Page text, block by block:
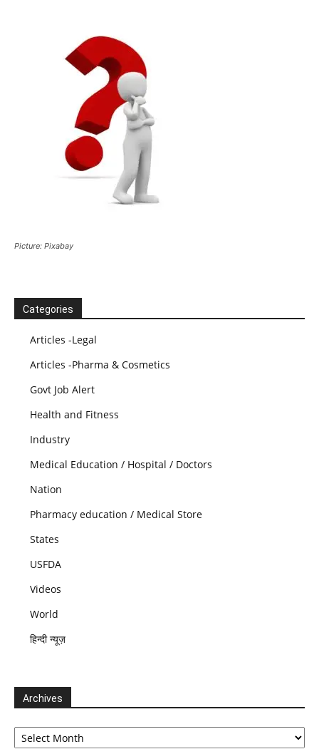
Picture: Pixabay
Categories
Articles -Legal
Articles -Pharma & Cosmetics
Govt Job Alert
Health and Fitness
Industry
Medical Education / Hospital / Doctors
Nation
Pharmacy education / Medical Store
States
USFDA
Videos
World
हिन्दी न्यूज़
Archives
Archives